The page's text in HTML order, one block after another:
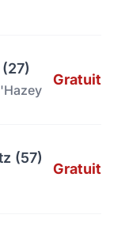
(27)
Gratuit
(57)
Gratuit